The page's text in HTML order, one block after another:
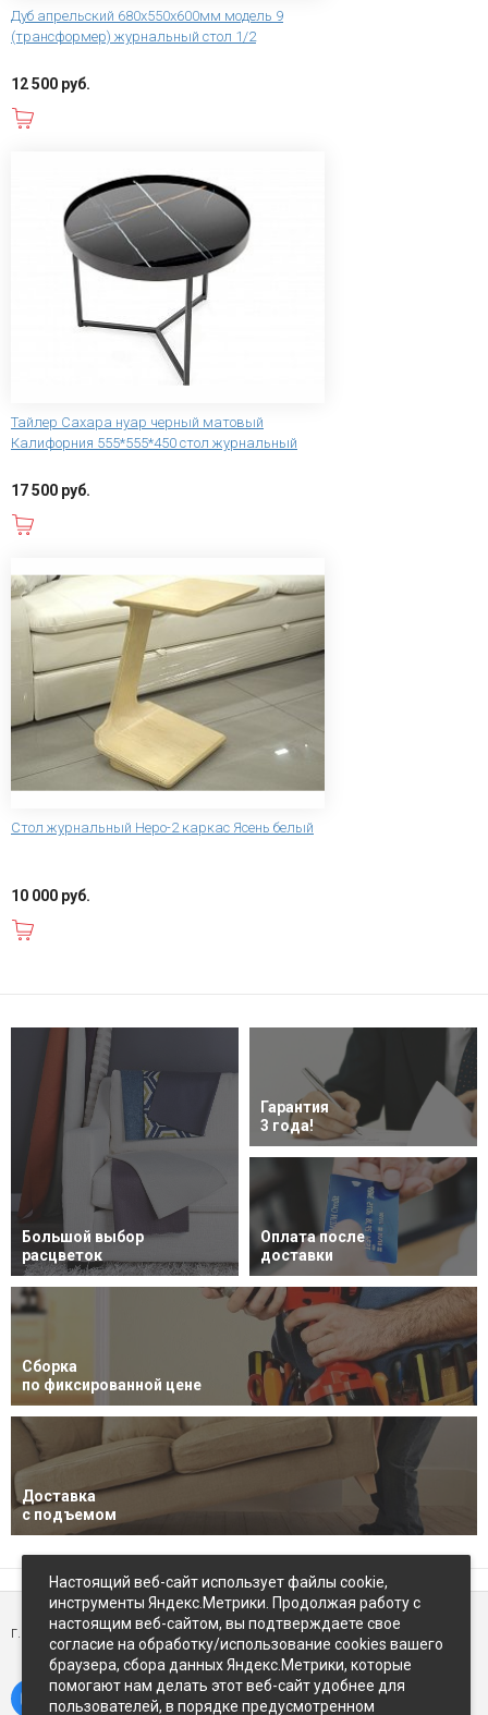
Дуб апрельский 680х550х600мм модель 9
(трансформер) журнальный стол 1/2
12 500 руб.
Тайлер Сахара нуар черный матовый
Калифорния 555*555*450 стол журнальный
17 500 руб.
Стол журнальный Неро-2 каркас Ясень белый
10 000 руб.
Большой выбор
расцветок
Гарантия
3 года!
Оплата после
доставки
Сборка
по фиксированной цене
Доставка
с подъемом
г. Петропавловск-Камчатский,ул Восточное-шоссе, д.5
Настоящий веб-сайт использует файлы cookie,
инструменты Яндекс.Метрики. Продолжая работу с
настоящим веб-сайтом, вы подтверждаете свое
согласие на обработку/использование cookies вашего
браузера, сбора данных Яндекс.Метрики, которые
помогают нам делать этот веб-сайт удобнее для
пользователей, в порядке предусмотренном